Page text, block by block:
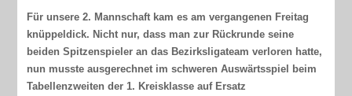
Für unsere 2. Mannschaft kam es am vergangenen Freitag
knüppeldick. Nicht nur, dass man zur Rückrunde seine
beiden Spitzenspieler an das Bezirksligateam verloren hatte,
nun musste ausgerechnet im schweren Auswärtsspiel beim
Tabellenzweiten der 1. Kreisklasse auf Ersatz